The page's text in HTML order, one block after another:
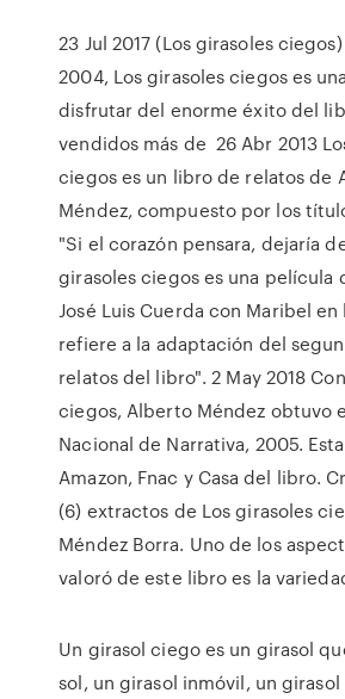
23 Jul 2017 (Los girasoles
2004, Los girasoles ciegos es
disfrutar del enorme éxito del
vendidos más de 26 Abr 2013
ciegos es un libro de relatos de
Méndez, compuesto por los
"Si el corazón pensara, dejaría
girasoles ciegos es una película
José Luis Cuerda con Maribel en
refiere a la adaptación del
relatos del libro". 2 May 2018
ciegos, Alberto Méndez obtuvo
Nacional de Narrativa, 2005.
Amazon, Fnac y Casa del libro.
(6) extractos de Los girasoles
Méndez Borra. Uno de los
valoró de este libro es la
Un girasol ciego es un girasol
sol, un girasol inmóvil, un girasol